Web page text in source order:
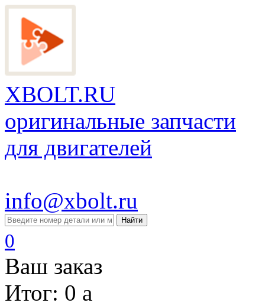
XBOLT.RU
оригинальные запчасти
для двигателей
info@xbolt.ru
Найти
0
Ваш заказ
Итог: 0 a